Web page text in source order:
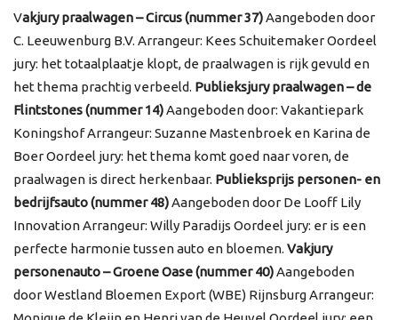
Vakjury praalwagen – Circus (nummer 37)Aangeboden door
C. Leeuwenburg B.V. Arrangeur: Kees Schuitemaker Oordeel
jury: het totaalplaatje klopt, de praalwagen is rijk gevuld en
het thema prachtig verbeeld. Publieksjury praalwagen – de
Flintstones (nummer 14)Aangeboden door: Vakantiepark
Koningshof Arrangeur: Suzanne Mastenbroek en Karina de
Boer Oordeel jury: het thema komt goed naar voren, de
praalwagen is direct herkenbaar. Publieksprijs personen- en
bedrijfsauto (nummer 48)Aangeboden door De Looff Lily
Innovation Arrangeur: Willy Paradijs Oordeel jury: er is een
perfecte harmonie tussen auto en bloemen. Vakjury
personenauto – Groene Oase(nummer 40)Aangeboden
door Westland Bloemen Export (WBE) Rijnsburg Arrangeur: